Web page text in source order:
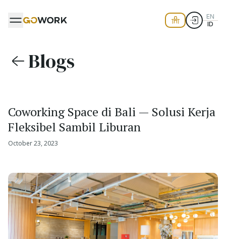
EN
ID
Blogs
Coworking Space di Bali — Solusi Kerja
Fleksibel Sambil Liburan
October 23, 2023